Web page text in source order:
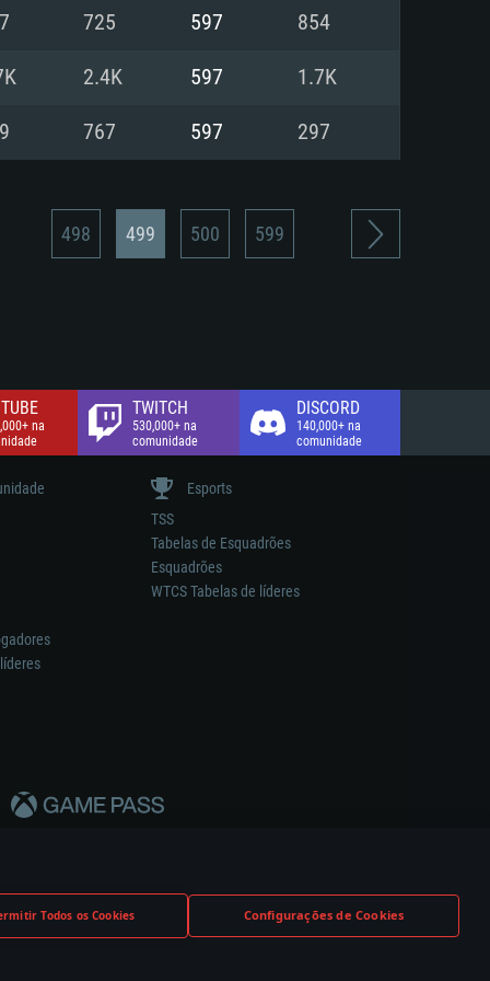
Todos os Cookies Configurações de Cookies
banda larga.
725 597 854
2.4K 597 1.7K
767 597 297
498 499 500 599
na
TWITCH
530,000+ na
comunidade
DISCORD
140,000+ na
comunidade
Esports
TSS
Tabelas de Esquadrões
Esquadrões
WTCS Tabelas de líderes